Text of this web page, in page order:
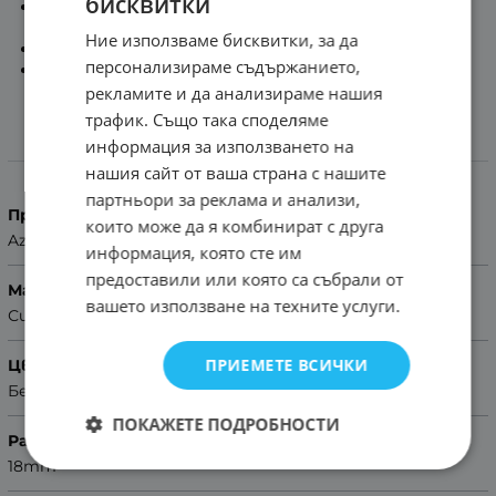
Включени патенти за ръчен монтаж на
Бежова
Помощ за размер на каишка
Характеристики
Производител
Azzuro
Материал
Силикон
Цвят
Бежов
Размер
18mm
Ние използваме бисквитки, за да
персонализираме съдържанието,
рекламите и да анализираме нашия
трафик. Също така споделяме
информация за използването на
нашия сайт от ваша страна с нашите
партньори за реклама и анализи,
които може да я комбинират с друга
информация, която сте им
предоставили или която са събрали от
вашето използване на техните услуги.
ПРИЕМЕТЕ ВСИЧКИ
ПОКАЖЕТЕ ПОДРОБНОСТИ